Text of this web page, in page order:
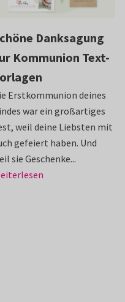
Danksagung
Kommunion Text-
Erstkommunion deines
war ein großartiges
weil deine Liebsten mit
gefeiert haben. Und
sie Geschenke...